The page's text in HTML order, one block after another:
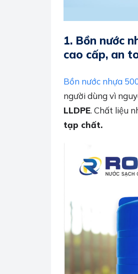
1. Bồn nước
cao cấp, an
Bồn nước nhựa
người dùng vì
LLDPE. Chất liệu
tạp chất.